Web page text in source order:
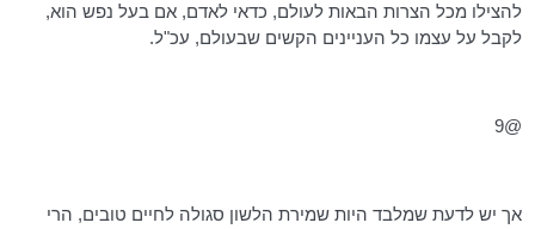
להצילו מכל הצרות הבאות לעולם, כדאי לאדם, אם בעל נפש הוא,
לקבל על עצמו כל העניינים הקשים שבעולם, עכ"ל.
@9
אך יש לדעת שמלבד היות שמירת הלשון סגולה לחיים טובים, הרי